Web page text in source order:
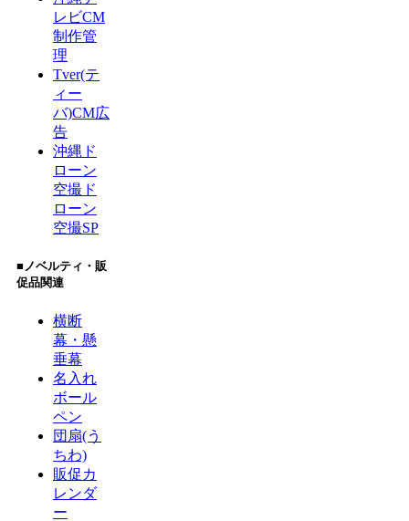
レビCM
制作管
理
Tver(テ
ィー
バ)CM広
告
沖縄ド
ローン
空撮 ド
ローン
空撮SP
■ノベルティ・販
促品関連
横断
幕・懸
垂幕
名入れ
ボール
ペン
団扇(う
ちわ)
販促カ
レンダ
ー